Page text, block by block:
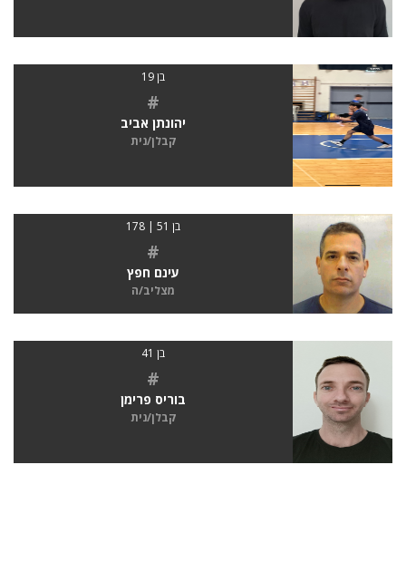
בן 19
#
יהונתן אביב
קבלן/נית
בן 51 | 178
#
עינם חפץ
מצליב/ה
בן 41
#
בוריס פרימן
קבלן/נית